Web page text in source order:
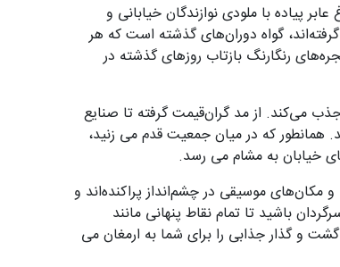
پیاده با ملودی نوازندگان خیابانی و
گواه دوران‌های گذشته است که هر
رنگارنگ بازتاب روزهای گذشته در
می‌کند. از مد گران‌قیمت گرفته تا صنایع
همانطور که در میان جمعیت قدم می زنید،
خیابان به مشام می رسد.
مکان‌های موسیقی در چشم‌انداز پراکنده‌اند و
باشید تا تمام نقاط پنهانی مانند
و گذار جذابی را برای شما به ارمغان می